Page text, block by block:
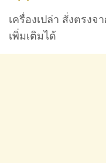
เครื่องเปล่า สั่งตรง
เพิ่มเติมได้